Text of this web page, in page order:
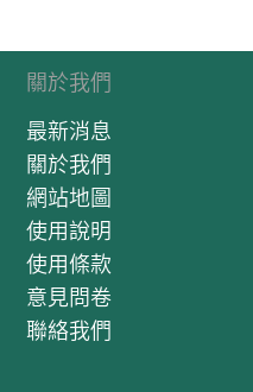
關於我們
最新消息
關於我們
網站地圖
使用說明
使用條款
意見問卷
聯絡我們